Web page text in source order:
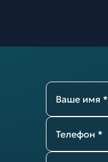
Ваше имя *
Телефон *